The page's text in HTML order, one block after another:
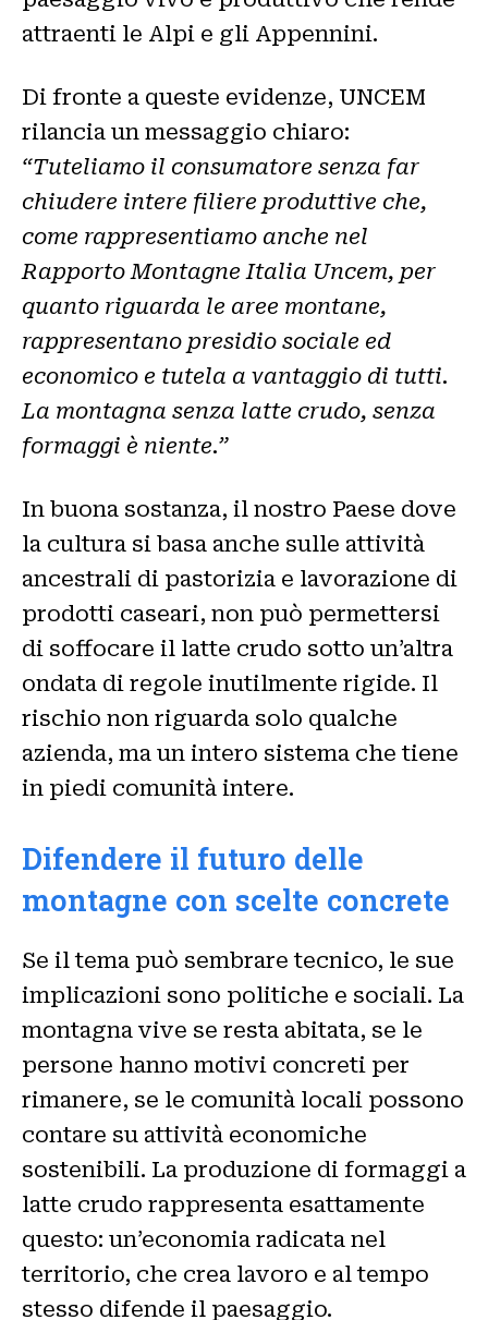
attraenti le Alpi e gli Appennini.
Di fronte a queste evidenze, UNCEM
rilancia un messaggio chiaro:
“Tuteliamo il consumatore senza far
chiudere intere filiere produttive che,
come rappresentiamo anche nel
Rapporto Montagne Italia Uncem, per
quanto riguarda le aree montane,
rappresentano presidio sociale ed
economico e tutela a vantaggio di tutti.
La montagna senza latte crudo, senza
formaggi è niente.”
In buona sostanza, il nostro Paese dove
la cultura si basa anche sulle attività
ancestrali di pastorizia e lavorazione di
prodotti caseari, non può permettersi
di soffocare il latte crudo sotto un’altra
ondata di regole inutilmente rigide. Il
rischio non riguarda solo qualche
azienda, ma un intero sistema che tiene
in piedi comunità intere.
Difendere il futuro delle
montagne con scelte concrete
Se il tema può sembrare tecnico, le sue
implicazioni sono politiche e sociali. La
montagna vive se resta abitata, se le
persone hanno motivi concreti per
rimanere, se le comunità locali possono
contare su attività economiche
sostenibili. La produzione di formaggi a
latte crudo rappresenta esattamente
questo: un’economia radicata nel
territorio, che crea lavoro e al tempo
stesso difende il paesaggio.